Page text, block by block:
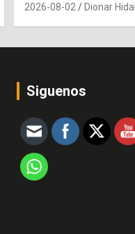
2026-08-02 Dionar
Siguenos